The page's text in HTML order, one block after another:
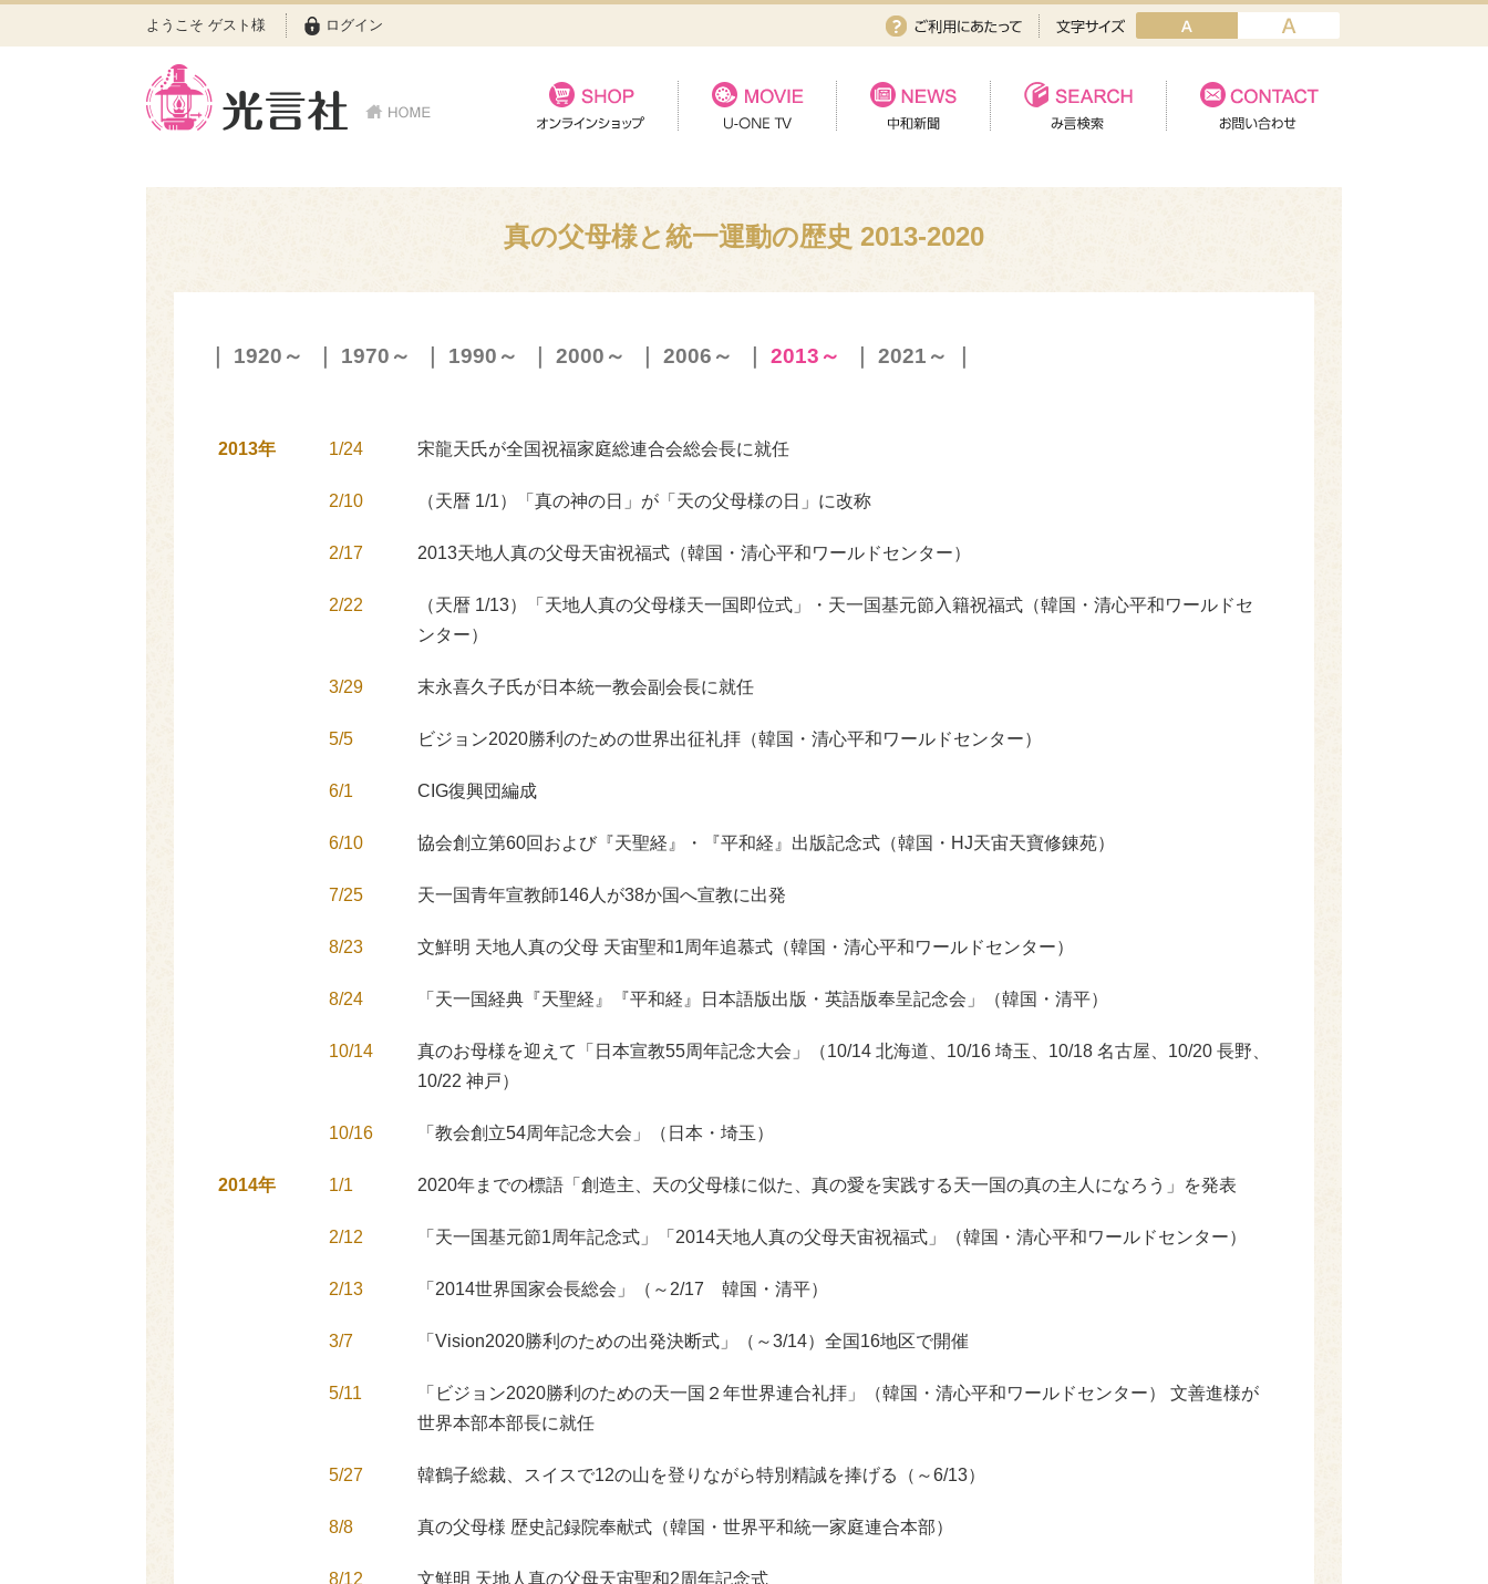
ようこそ ゲスト様 ログイン
真の父母様と統一運動の歴史 2013-2020
1920～ 1970～ 1990～ 2000～ 2006～ 2013～ 2021～
2013年 1/24 宋龍天氏が全国祝福家庭総連合会総会長に就任
2/10 （天暦 1/1）「真の神の日」が「天の父母様の日」に改称
2/17 2013天地人真の父母天宙祝福式（韓国・清心平和ワールドセンター）
2/22
（天暦 1/13）「天地人真の父母様天一国即位式」・天一国基元節入籍祝福式（韓国・清心平和ワールドセ
ンター）
3/29 末永喜久子氏が日本統一教会副会長に就任
5/5 ビジョン2020勝利のための世界出征礼拝（韓国・清心平和ワールドセンター）
6/1 CIG復興団編成
6/10 協会創立第60回および『天聖経』・『平和経』出版記念式（韓国・HJ天宙天寶修錬苑）
7/25 天一国青年宣教師146人が38か国へ宣教に出発
8/23 文鮮明 天地人真の父母 天宙聖和1周年追慕式（韓国・清心平和ワールドセンター）
8/24 「天一国経典『天聖経』『平和経』日本語版出版・英語版奉呈記念会」（韓国・清平）
10/14
真のお母様を迎えて「日本宣教55周年記念大会」（10/14 北海道、10/16 埼玉、10/18 名古屋、10/20 長野、
10/22 神戸）
10/16 「教会創立54周年記念大会」（日本・埼玉）
2014年 1/1 2020年までの標語「創造主、天の父母様に似た、真の愛を実践する天一国の真の主人になろう」を発表
2/12 「天一国基元節1周年記念式」「2014天地人真の父母天宙祝福式」（韓国・清心平和ワールドセンター）
2/13 「2014世界国家会長総会」（～2/17 韓国・清平）
3/7 「Vision2020勝利のための出発決断式」（～3/14）全国16地区で開催
5/11
「ビジョン2020勝利のための天一国２年世界連合礼拝」（韓国・清心平和ワールドセンター） 文善進様が
世界本部本部長に就任
5/27 韓鶴子総裁、スイスで12の山を登りながら特別精誠を捧げる（～6/13）
8/8 真の父母様 歴史記録院奉献式（韓国・世界平和統一家庭連合本部）
8/12 文鮮明 天地人真の父母天宙聖和2周年記念式